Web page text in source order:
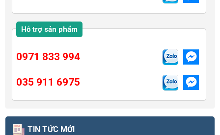
Hỗ trợ sản phẩm
0971 833 994
035 911 6975
TIN TỨC MỚI